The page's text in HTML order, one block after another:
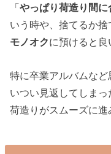
「やっぱり荷造り間に
いう時や、捨てるか
モノオクに預けると良
特に卒業アルバムな
いつい見返してしま
荷造りがスムーズに進